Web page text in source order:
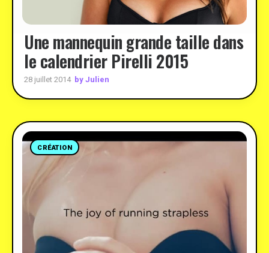
Une mannequin grande taille dans
le calendrier Pirelli 2015
28 juillet 2014 by Julien
CRÉATION